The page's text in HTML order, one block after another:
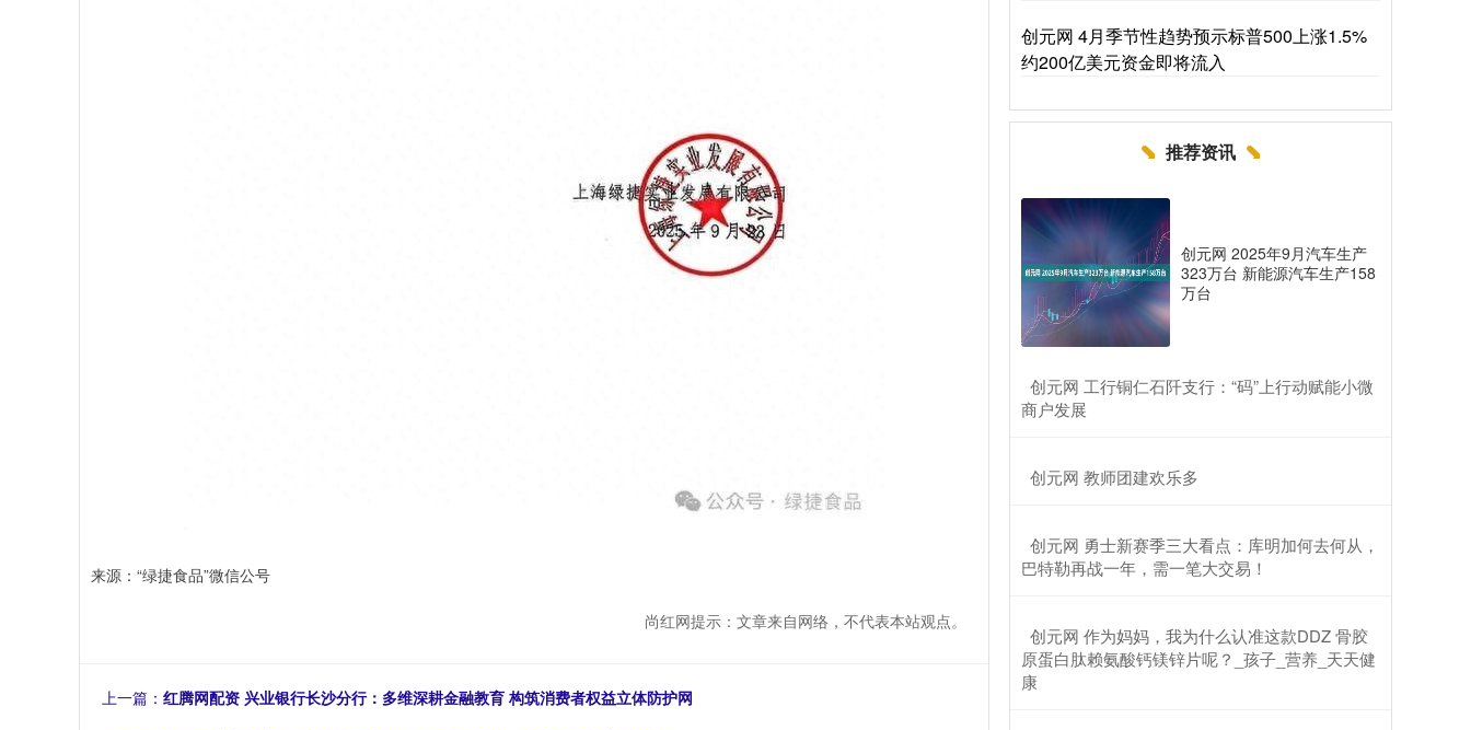
来源：“绿捷食品”微信公号
尚红网提示：文章来自网络，不代表本站观点。
上一篇： 红腾网配资 兴业银行长沙分行：多维深耕金融教育 构筑消费者权益立体防护网
创元网 4月季节性趋势预示标普500上涨1.5%
约200亿美元资金即将流入
推荐资讯
创元网 2025年9月汽车生产
323万台 新能源汽车生产158
万台
​创元网 工行铜仁石阡支行：“码”上行动赋能小微
商户发展
​创元网 教师团建欢乐多
​创元网 勇士新赛季三大看点：库明加何去何从，
巴特勒再战一年，需一笔大交易！
​创元网 作为妈妈，我为什么认准这款DDZ 骨胶
原蛋白肽赖氨酸钙镁锌片呢？_孩子_营养_天天健
康